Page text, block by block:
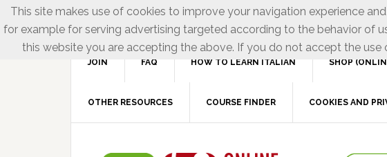
JOIN FAQ HOW TO LEARN ITALIAN SHOP
OTHER RESOURCES COURSE FINDER COOKIES AND
This site makes use of cookies to improve your navigation experience
for example for serving advertising targeted according to the behavior of
this website you are accepting the above. If you do not accept the